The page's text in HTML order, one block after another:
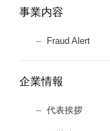
事業内容
Fraud Alert
企業情報
代表挨拶